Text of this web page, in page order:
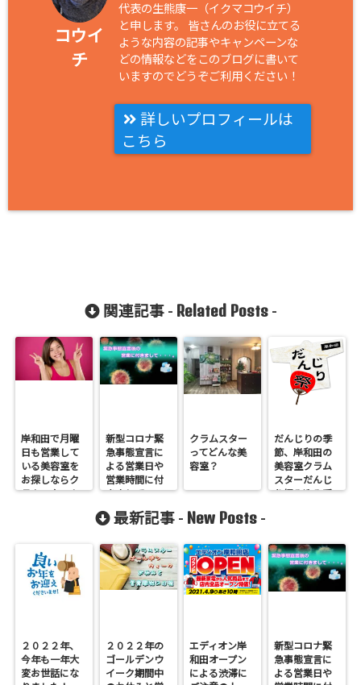
コウイ
チ
代表の生熊康一（イクマコウイチ）
と申します。 皆さんのお役に立てる
ような内容の記事やキャンペーンな
どの情報などをこのブログに書いて
いますのでどうぞご利用ください！
詳しいプロフィールは
こちら
関連記事 - Related Posts-
岸和田で月曜
日も営業して
いる美容室を
お探しならク
ラムスター！
新型コロナ緊
急事態宣言に
よる営業日や
営業時間に付
きまして
クラムスター
ってどんな美
容室？
だんじりの季
節、岸和田の
美容室クラム
スターだんじ
り編み込み受
最新記事 - New Posts -
２０２２年、
今年も一年大
変お世話にな
２０２２年の
ゴールデンウ
イーク期間中
エディオン岸
和田オープン
による渋滞に
新型コロナ緊
急事態宣言に
よる営業日や